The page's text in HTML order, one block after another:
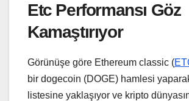
Etc Performansı Göz
Kamaştırıyor
Görünüşe göre Ethereum classic (
bir dogecoin (DOGE) hamlesi
listesine yaklaşıyor ve kripto